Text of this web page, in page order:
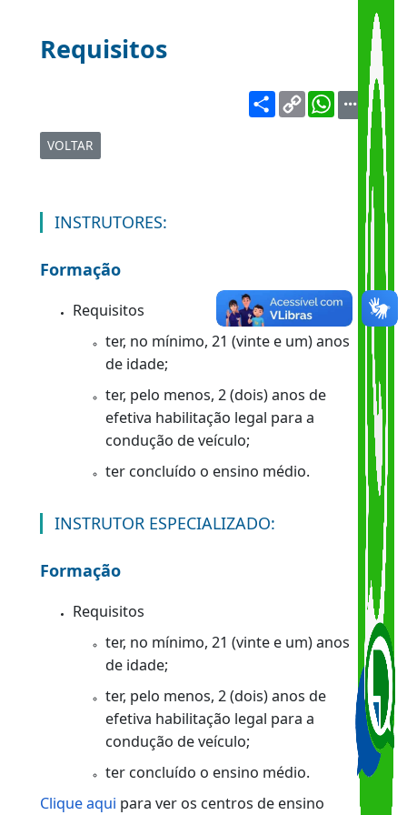
Formação
Requisitos
ter, no mínimo, 21 (vinte e um) anos
de idade;
ter, pelo menos, 2 (dois) anos de
condução de veículo;
ter concluído o ensino médio.
INSTRUTOR ESPECIALIZADO:
Requisitos
ter, no mínimo, 21 (vinte e um) anos
de idade;